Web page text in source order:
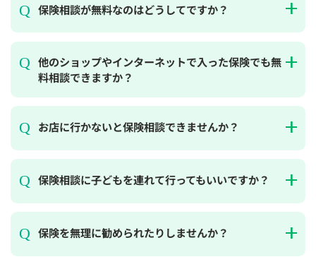
保険相談が無料なのはどうしてですか？
他のショップやインターネットで入った保険でも無
料相談できますか？
お店に行かないと保険相談できませんか？
保険相談に子どもを連れて行ってもいいですか？
保険を無理に勧められたりしませんか？